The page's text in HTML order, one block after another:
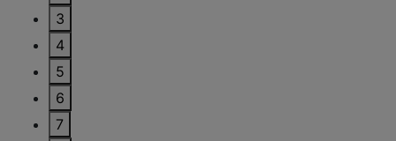
3
4
5
6
7